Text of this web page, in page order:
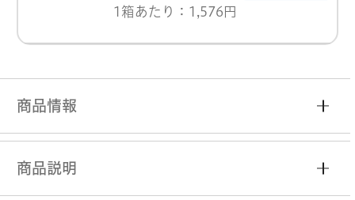
1箱あたり：1,576円
商品情報
商品説明